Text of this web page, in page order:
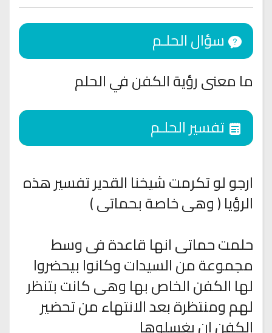
ما معنى رؤية الكفن في الحلم
ارجو لو تكرمت شيخنا القدير تفسير هذه
الرؤيا ( وهى خاصة بحماتى )
حلمت حماتى انها قاعدة فى وسط
مجموعة من السيدات وكانوا بيحضروا
لها الكفن الخاص بها وهى كانت بتنظر
لهم ومنتظرة بعد الانتهاء من تحضير
الكفن ان يغسلوها